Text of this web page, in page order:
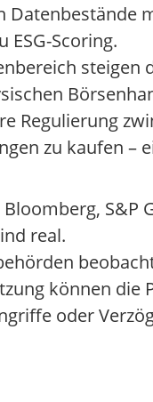
Datenbestände
Scoring.
steigen
Regulierung
zu kaufen –
S&P
real.
können die
oder